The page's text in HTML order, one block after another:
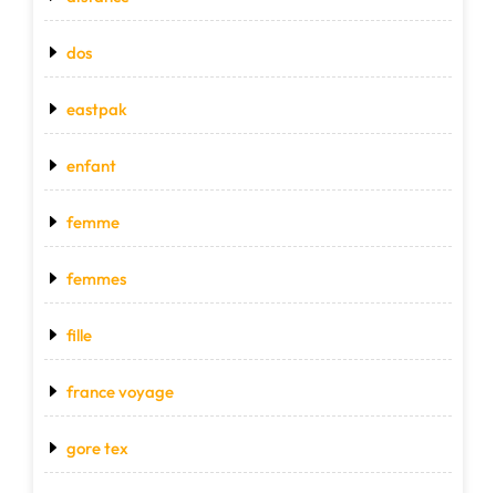
dos
eastpak
enfant
femme
femmes
fille
france voyage
gore tex